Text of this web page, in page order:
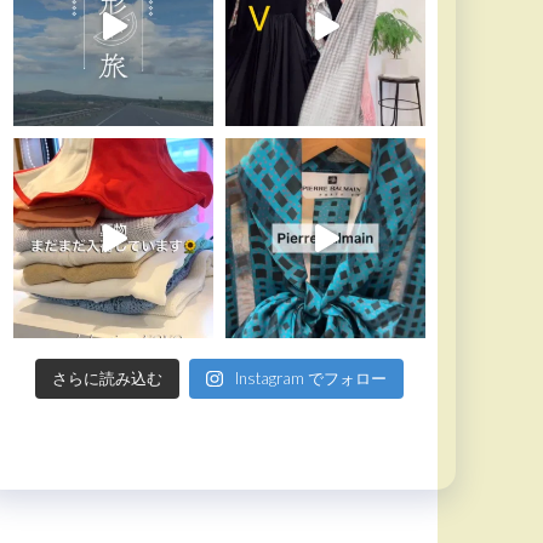
さらに読み込む Instagram でフォロー